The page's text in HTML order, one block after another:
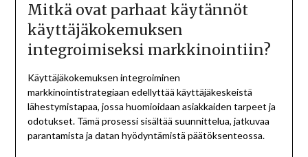
Mitkä ovat parhaat käytännöt
käyttäjäkokemuksen
integroimiseksi markkinointiin?
Käyttäjäkokemuksen integroiminen
markkinointistrategiaan edellyttää käyttäjäkeskeistä
lähestymistapaa, jossa huomioidaan asiakkaiden tarpeet ja
odotukset. Tämä prosessi sisältää suunnittelua, jatkuvaa
parantamista ja datan hyödyntämistä päätöksenteossa.